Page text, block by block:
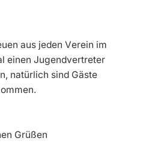
aus jeden Verein im
einen Jugendvertreter
natürlich sind Gäste
Grüßen